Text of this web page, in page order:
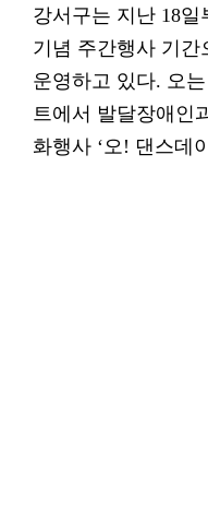
강서구는 지난 18
기념 주간행사 기
운영하고 있다. 오
트에서 발달장애인
화행사 ‘오! 댄스데